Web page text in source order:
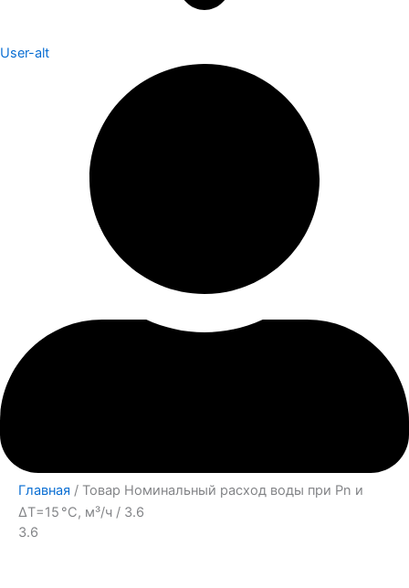
User-alt
Главная / Товар Номинальный расход воды при Pn и
∆Т=15 °С, м³/ч / 3.6
3.6